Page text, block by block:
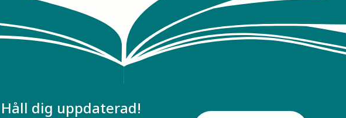
Håll dig uppdaterad!